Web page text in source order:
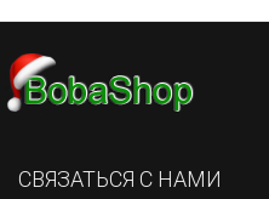
СВЯЗАТЬСЯ С НАМИ